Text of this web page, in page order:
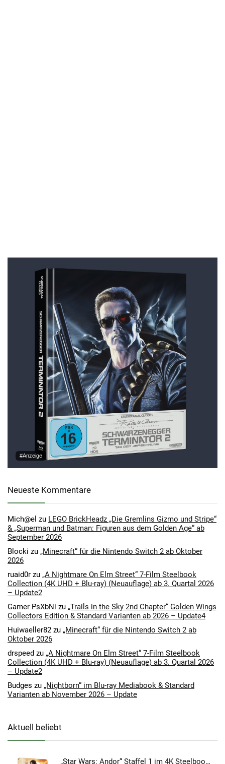
#Anzeige
Neueste Kommentare
Mich@el zu LEGO BrickHeadz „Die Gremlins Gizmo und Stripe“
& „Superman und Batman: Figuren aus dem Golden Age“ ab
September 2026
Blocki zu „Minecraft“ für die Nintendo Switch 2 ab Oktober
2026
ruaid0r zu „A Nightmare On Elm Street“ 7-Film Steelbook
Collection (4K UHD + Blu-ray) (Neuauflage) ab 3. Quartal 2026
– Update2
Gamer PsXbNi zu „Trails in the Sky 2nd Chapter“ Golden Wings
Collectors Edition & Standard Varianten ab 2026 – Update4
Huiwaeller82 zu „Minecraft“ für die Nintendo Switch 2 ab
Oktober 2026
drspeed zu „A Nightmare On Elm Street“ 7-Film Steelbook
Collection (4K UHD + Blu-ray) (Neuauflage) ab 3. Quartal 2026
– Update2
Budges zu „Nightborn“ im Blu-ray Mediabook & Standard
Varianten ab November 2026 – Update
Aktuell beliebt
„Star Wars: Andor“ Staffel 1 im 4K Steelbook